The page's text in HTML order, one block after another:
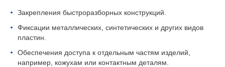
Закрепления быстроразборных конструкций.
Фиксации металлических, синтетических и других видов
пластин.
Обеспечения доступа к отдельным частям изделий,
например, кожухам или контактным деталям.